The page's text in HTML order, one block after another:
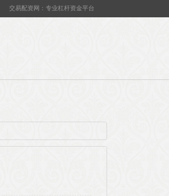
交易配资网：专业杠杆资金平台